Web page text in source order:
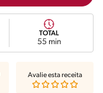
TOTAL
55 min
Avalie esta receita